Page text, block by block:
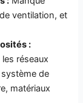
ventilation, et
:
réseaux
système de
matériaux